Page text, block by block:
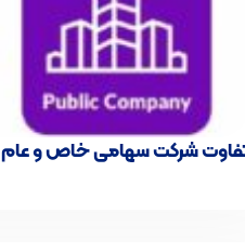
شرکت سهامی خاص و عام